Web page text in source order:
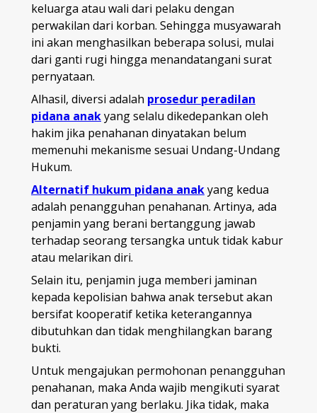
keluarga atau wali dari pelaku dengan
perwakilan dari korban. Sehingga musyawarah
ini akan menghasilkan beberapa solusi, mulai
dari ganti rugi hingga menandatangani surat
pernyataan.
Alhasil, diversi adalah prosedur peradilan
pidana anakyang selalu dikedepankan oleh
hakim jika penahanan dinyatakan belum
memenuhi mekanisme sesuai Undang-Undang
Hukum.
Alternatif hukum pidana anakyang kedua
adalah penangguhan penahanan. Artinya, ada
penjamin yang berani bertanggung jawab
terhadap seorang tersangka untuk tidak kabur
atau melarikan diri.
Selain itu, penjamin juga memberi jaminan
kepada kepolisian bahwa anak tersebut akan
bersifat kooperatif ketika keterangannya
dibutuhkan dan tidak menghilangkan barang
bukti.
Untuk mengajukan permohonan penangguhan
penahanan, maka Anda wajib mengikuti syarat
dan peraturan yang berlaku. Jika tidak, maka